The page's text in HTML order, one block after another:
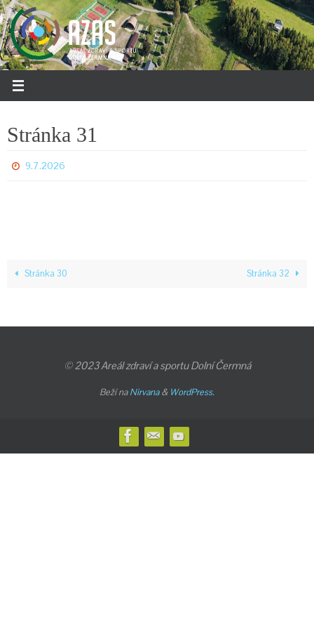
Přeskočit
na
obsah
Stránka 31
9.7.2026
Stránka 30 Stránka 32
© 2023 Areál zdraví a sportu Dolní Čermná
Beží naNirvana& WordPress.